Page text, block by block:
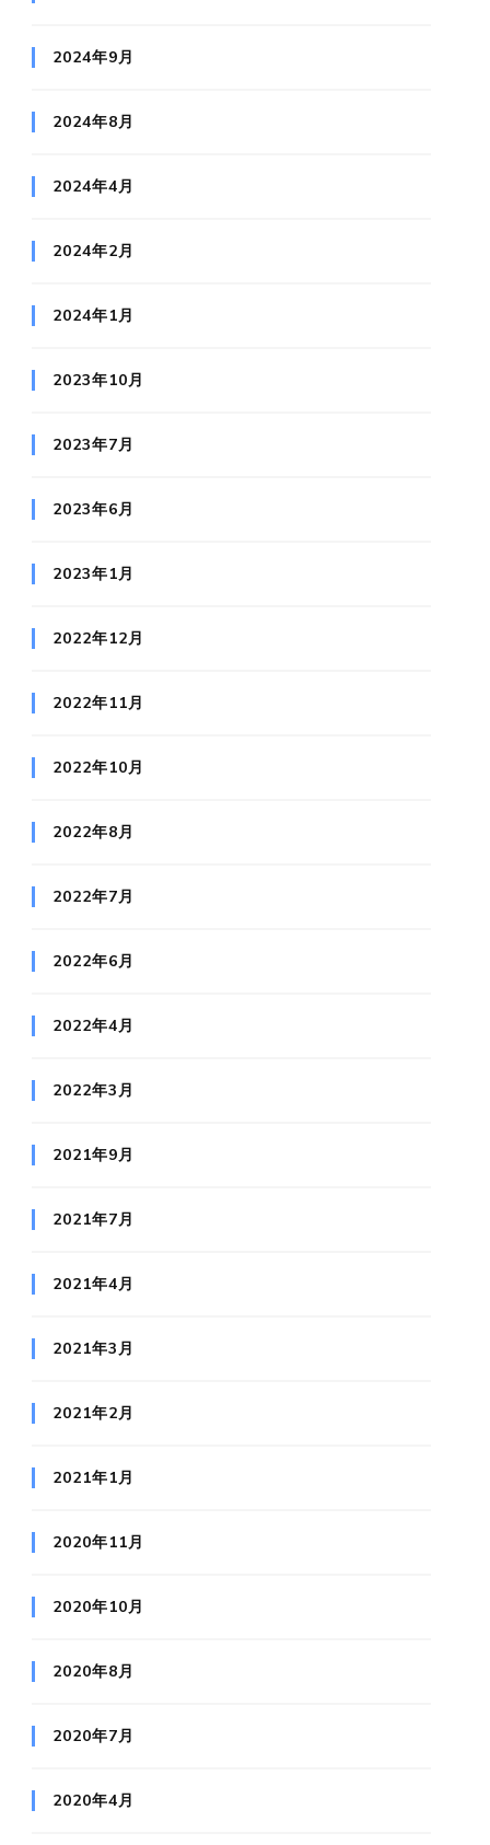
2024年9月
2024年8月
2024年4月
2024年2月
2024年1月
2023年10月
2023年7月
2023年6月
2023年1月
2022年12月
2022年11月
2022年10月
2022年8月
2022年7月
2022年6月
2022年4月
2022年3月
2021年9月
2021年7月
2021年4月
2021年3月
2021年2月
2021年1月
2020年11月
2020年10月
2020年8月
2020年7月
2020年4月